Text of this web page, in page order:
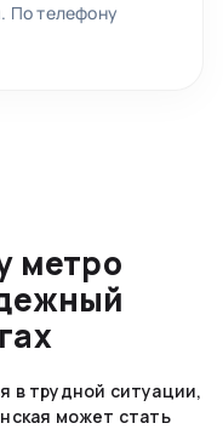
По телефону
метро
в трудной ситуации,
может стать